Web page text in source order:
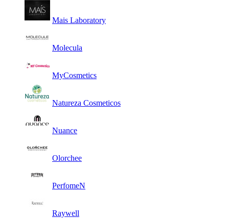
Mais Laboratory
Molecula
MyCosmetics
Natureza Cosmeticos
Nuance
Olorchee
PerfomeN
Raywell